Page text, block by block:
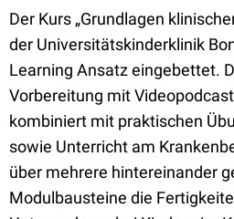
Der Kurs „Grundlagen
der Universitätskinderklinik
Learning Ansatz eingebettet.
Vorbereitung mit
kombiniert mit praktischen
sowie Unterricht am
über mehrere hintereinander
Modulbausteine die